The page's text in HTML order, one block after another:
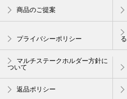
商品のご提案
プライバシーポリシー
マルチステークホルダー方針に
ついて
返品ポリシー